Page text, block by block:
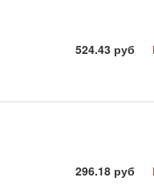
524.43 руб
296.18 руб